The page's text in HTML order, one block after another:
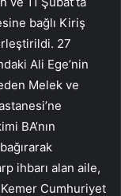
bağlı Kiriş
27
Ali Ege’nin
Melek ve
BA’nın
ihbarı alan aile,
Cumhuriyet